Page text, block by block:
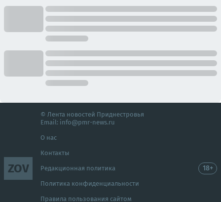
ZOV
© Лента новостей Приднестровья
Email: info@pmr-news.ru
О нас
Контакты
Редакционная политика
Политика конфиденциальности
Правила пользования сайтом
18+